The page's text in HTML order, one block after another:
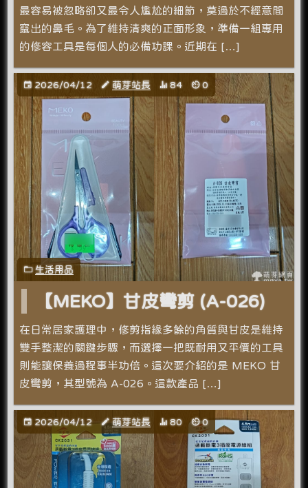
最容易被忽略卻又最令人尷尬的細節，莫過於不經意間
竄出的鼻毛。為了維持清爽的正面形象，準備一組專用
的修容工具是每個人的必備功課。近期在 […]
2026/04/12 萌芽站長 84 0
生活用品
【MEKO】甘皮彎剪 (A-026)
在日常居家護理中，修剪指緣多餘的角質與甘皮是維持
雙手整潔的關鍵步驟，而選擇一把既耐用又平價的工具
則能讓保養過程事半功倍。這次要介紹的是 MEKO 甘
皮彎剪，其型號為 A-026。這款產品 […]
2026/04/12 萌芽站長 80 0